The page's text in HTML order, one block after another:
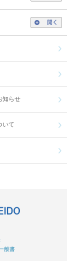
開く
知らせ
いて
般書